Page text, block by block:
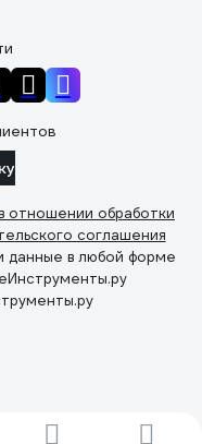
отношении обработки
соглашения
данные в любой форме